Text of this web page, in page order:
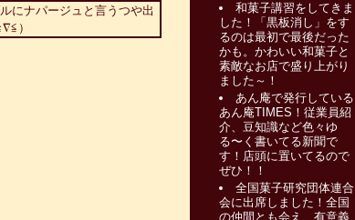
和菓子講習をしてきま
した！「黒板消し」をす
るのは最初で最後だった
かも。かわいい和菓子と
素敵なお店で盛り上がり
ました～！
あん庵で発行している
あん庵TIMES！従業員紹
介、豆知識など色々ゆ
る〜く書いてる新聞で
す！店頭に置いてるので
ぜひ！！
全国菓子研究団体連合
会に出席しました！全国
の仲間とも会え、有意義